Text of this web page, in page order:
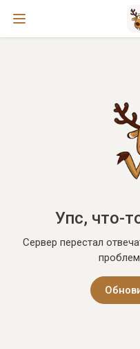
Упс, что-
Сервер перестал